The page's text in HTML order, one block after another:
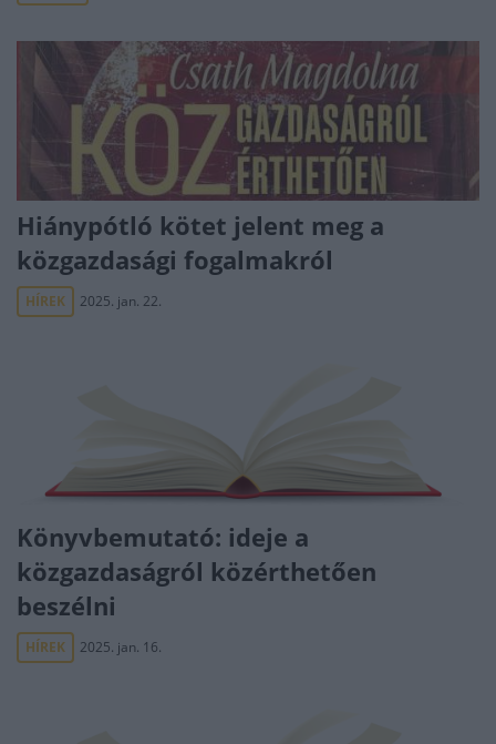
Hiánypótló kötet jelent meg a
közgazdasági fogalmakról
HÍREK 2025. jan. 22.
Könyvbemutató: ideje a
közgazdaságról közérthetően
beszélni
HÍREK 2025. jan. 16.